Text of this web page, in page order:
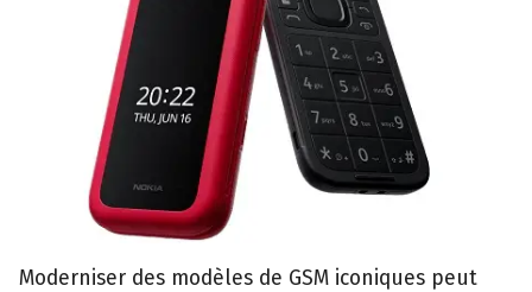
Moderniser des modèles de GSM iconiques peut